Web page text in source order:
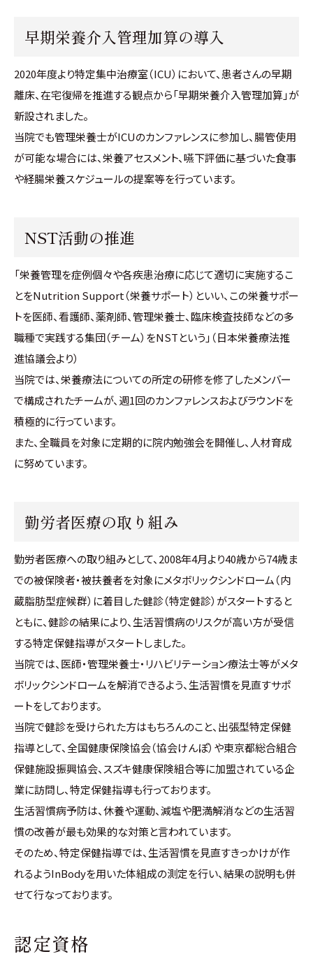
早期栄養介入管理加算の導入
2020年度より特定集中治療室（ICU）において、患者さんの早期
離床、在宅復帰を推進する観点から「早期栄養介入管理加算」が
新設されました。
当院でも管理栄養士がICUのカンファレンスに参加し、腸管使用
が可能な場合には、栄養アセスメント、嚥下評価に基づいた食事
や経腸栄養スケジュールの提案等を行っています。
NST活動の推進
「栄養管理を症例個々や各疾患治療に応じて適切に実施するこ
とをNutrition Support（栄養サポート）といい、この栄養サポー
トを医師、看護師、薬剤師、管理栄養士、臨床検査技師などの多
職種で実践する集団（チーム）をNSTという」（日本栄養療法推
進協議会より）
当院では、栄養療法についての所定の研修を修了したメンバー
で構成されたチームが、週1回のカンファレンスおよびラウンドを
積極的に行っています。
また、全職員を対象に定期的に院内勉強会を開催し、人材育成
に努めています。
勤労者医療の取り組み
勤労者医療への取り組みとして、2008年4月より40歳から74歳ま
での被保険者・被扶養者を対象にメタボリックシンドローム（内
蔵脂肪型症候群）に着目した健診（特定健診）がスタートすると
ともに、健診の結果により、生活習慣病のリスクが高い方が受信
する特定保健指導がスタートしました。
当院では、医師・管理栄養士・リハビリテーション療法士等がメタ
ボリックシンドロームを解消できるよう、生活習慣を見直すサポ
ートをしております。
当院で健診を受けられた方はもちろんのこと、出張型特定保健
指導として、全国健康保険協会（協会けんぽ）や東京都総合組合
保健施設振興協会、スズキ健康保険組合等に加盟されている企
業に訪問し、特定保健指導も行っております。
生活習慣病予防は、休養や運動、減塩や肥満解消などの生活習
慣の改善が最も効果的な対策と言われています。
そのため、特定保健指導では、生活習慣を見直すきっかけが作
れるようInBodyを用いた体組成の測定を行い、結果の説明も併
せて行なっております。
認定資格